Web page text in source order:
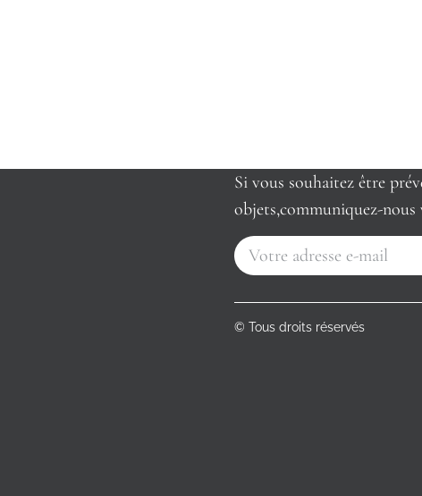
Si vous souhaitez être
objets,communiquez-
© Tous droits réservés